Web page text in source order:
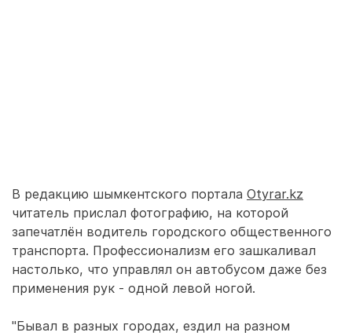
В редакцию шымкентского портала Otyrar.kz
читатель прислал фотографию, на которой
запечатлён водитель городского общественного
транспорта. Профессионализм его зашкаливал
настолько, что управлял он автобусом даже без
применения рук - одной левой ногой.
"Бывал в разных городах, ездил на разном